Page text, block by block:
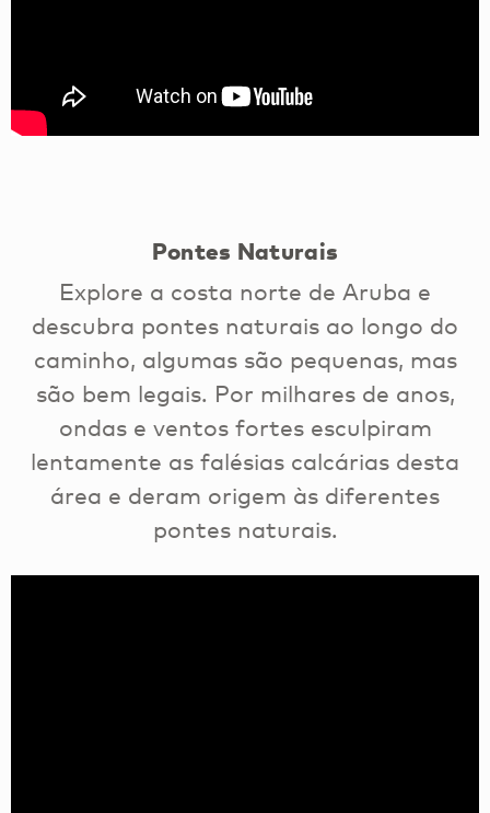
Pontes Naturais
Explore a costa norte de Aruba e
descubra pontes naturais ao longo do
caminho, algumas são pequenas, mas
são bem legais. Por milhares de anos,
ondas e ventos fortes esculpiram
lentamente as falésias calcárias desta
área e deram origem às diferentes
pontes naturais.